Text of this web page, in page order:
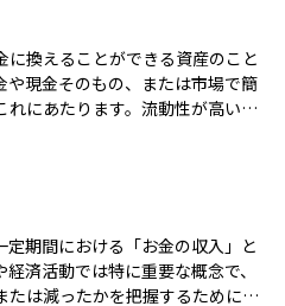
、将来に予想外の損失が発生し
くぶれるのを防ぐことができま
「まだ起きていないけれど、起こ
金のようなもの」と考えるとわか
のリスク管理の一環であり、健
換えることができる資産のこと
や現金そのもの、または市場で簡
にあたります。流動性が高いと
元に残しておくことが大切で
定期間における「お金の収入」と
経済活動では特に重要な概念で、
たは減ったかを把握するために使